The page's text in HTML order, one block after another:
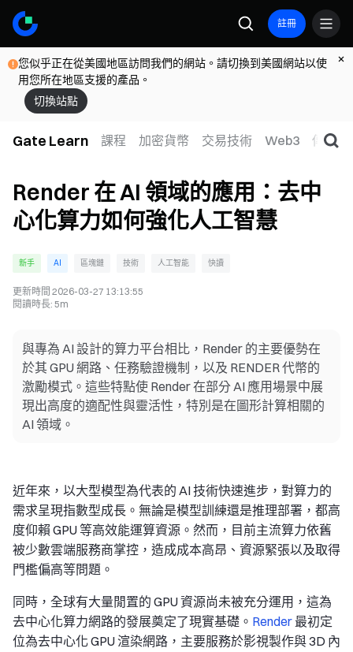
註冊
您似乎正在從美國地區訪問我們的網站。請切換到美國網站以使
用您所在地區支援的產品。
切換站點
Gate Learn 課程 加密貨幣 交易技術 Web3 傳統金
Render 在 AI 領域的應用：去中
心化算力如何強化人工智慧
新手 AI 區塊鏈 技術 人工智能 快讀
更新時間 2026-03-27 13:13:55
閱讀時長: 5m
與專為 AI 設計的算力平台相比，Render 的主要優勢在
於其 GPU 網路、任務驗證機制，以及 RENDER 代幣的
激勵模式。這些特點使 Render 在部分 AI 應用場景中展
現出高度的適配性與靈活性，特別是在圖形計算相關的
AI 領域。
近年來，以大型模型為代表的 AI 技術快速進步，對算力的
需求呈現指數型成長。無論是模型訓練還是推理部署，都高
度仰賴 GPU 等高效能運算資源。然而，目前主流算力依舊
被少數雲端服務商掌控，造成成本高昂、資源緊張以及取得
門檻偏高等問題。
同時，全球有大量閒置的 GPU 資源尚未被充分運用，這為
去中心化算力網路的發展奠定了現實基礎。 Render 最初定
位為去中心化 GPU 渲染網路，主要服務於影視製作與 3D 內